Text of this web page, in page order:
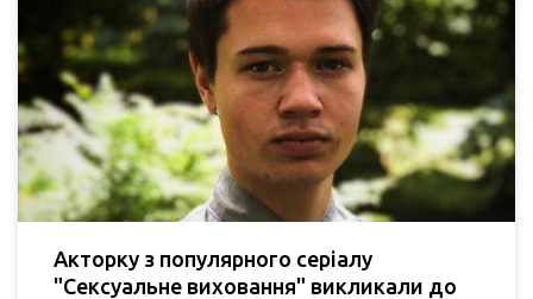
Акторку з популярного серіалу
"Сексуальне виховання" викликали до